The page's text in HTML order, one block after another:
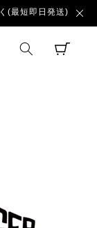
(最短即日発送)
AFTER
CART